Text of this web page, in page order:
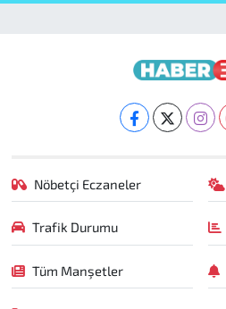
Nöbetçi Eczaneler
Trafik Durumu
Tüm Manşetler